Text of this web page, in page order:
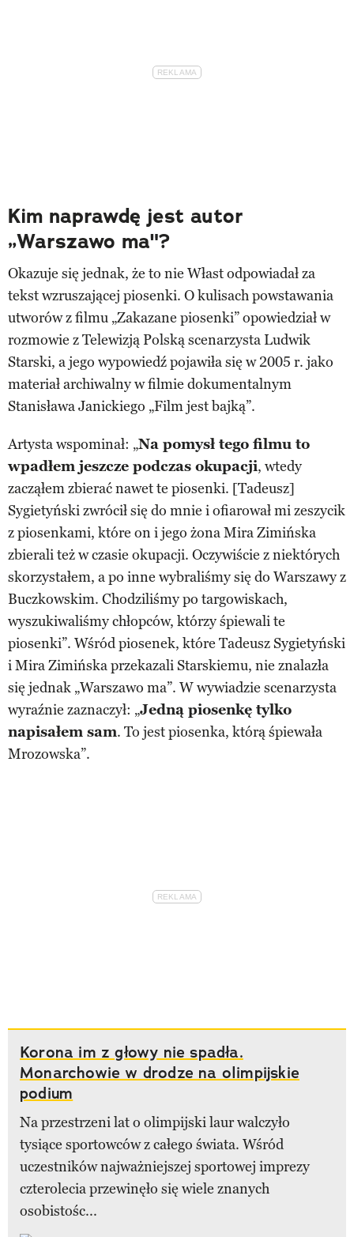
Kim naprawdę jest autor
„Warszawo ma"?
Okazuje się jednak, że to nie Włast odpowiadał za
tekst wzruszającej piosenki. O kulisach powstawania
utworów z filmu „Zakazane piosenki” opowiedział w
rozmowie z Telewizją Polską scenarzysta Ludwik
Starski, a jego wypowiedź pojawiła się w 2005 r. jako
materiał archiwalny w filmie dokumentalnym
Stanisława Janickiego „Film jest bajką”.
Artysta wspominał: „Na pomysł tego filmu to
wpadłem jeszcze podczas okupacji, wtedy
zacząłem zbierać nawet te piosenki. [Tadeusz]
Sygietyński zwrócił się do mnie i ofiarował mi zeszycik
z piosenkami, które on i jego żona Mira Zimińska
zbierali też w czasie okupacji. Oczywiście z niektórych
skorzystałem, a po inne wybraliśmy się do Warszawy z
Buczkowskim. Chodziliśmy po targowiskach,
wyszukiwaliśmy chłopców, którzy śpiewali te
piosenki”. Wśród piosenek, które Tadeusz Sygietyński
i Mira Zimińska przekazali Starskiemu, nie znalazła
się jednak „Warszawo ma”. W wywiadzie scenarzysta
wyraźnie zaznaczył: „Jedną piosenkę tylko
napisałem sam. To jest piosenka, którą śpiewała
Mrozowska”.
Korona im z głowy nie spadła.
Monarchowie w drodze na olimpijskie
podium
Na przestrzeni lat o olimpijski laur walczyło
tysiące sportowców z całego świata. Wśród
uczestników najważniejszej sportowej imprezy
czterolecia przewinęło się wiele znanych
osobistośc...